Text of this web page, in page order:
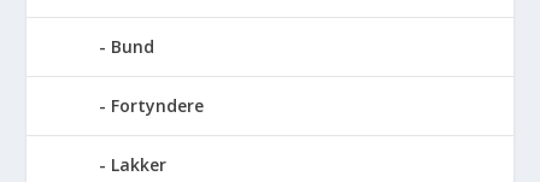
Bund
Fortyndere
Lakker